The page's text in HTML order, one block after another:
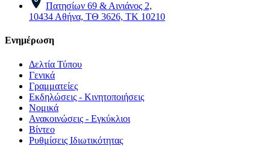
Πατησίων 69 & Αινιάνος 2,
10434 Αθήνα, ΤΘ 3626, ΤΚ 10210
Ενημέρωση
Δελτία Τύπου
Γενικά
Γραμματείες
Εκδηλώσεις - Κινητοποιήσεις
Νομικά
Ανακοινώσεις - Εγκύκλιοι
Βίντεο
Ρυθμίσεις Ιδιωτικότητας